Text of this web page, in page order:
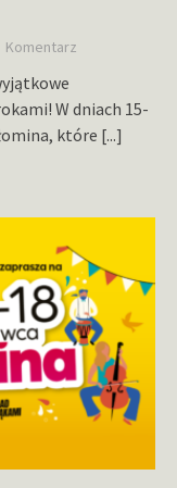
Komentarz
W dniach 15-
które [...]